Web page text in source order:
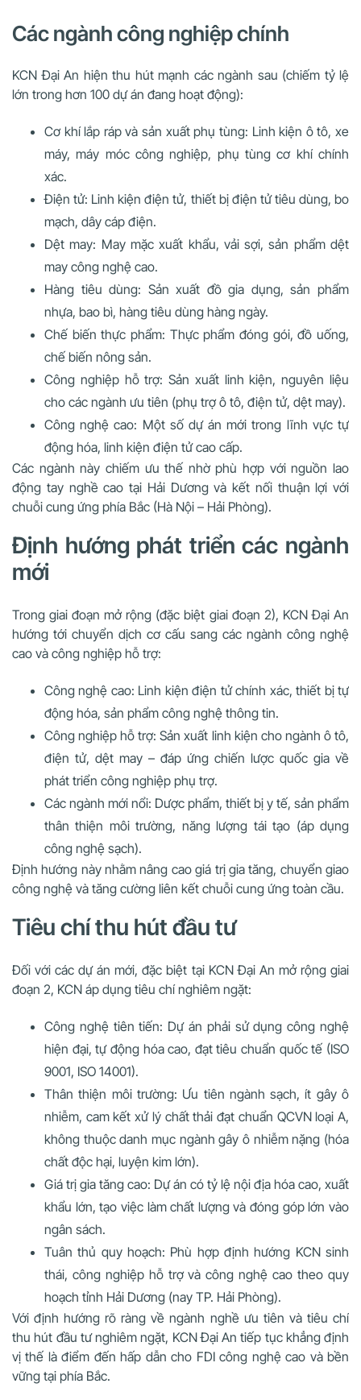
Các ngành công nghiệp chính
KCN Đại An hiện thu hút mạnh các ngành sau (chiếm tỷ lệ
lớn trong hơn 100 dự án đang hoạt động):
Cơ khí lắp ráp và sản xuất phụ tùng: Linh kiện ô tô, xe
máy, máy móc công nghiệp, phụ tùng cơ khí chính
xác.
Điện tử: Linh kiện điện tử, thiết bị điện tử tiêu dùng, bo
mạch, dây cáp điện.
Dệt may: May mặc xuất khẩu, vải sợi, sản phẩm dệt
may công nghệ cao.
Hàng tiêu dùng: Sản xuất đồ gia dụng, sản phẩm
nhựa, bao bì, hàng tiêu dùng hàng ngày.
Chế biến thực phẩm: Thực phẩm đóng gói, đồ uống,
chế biến nông sản.
Công nghiệp hỗ trợ: Sản xuất linh kiện, nguyên liệu
cho các ngành ưu tiên (phụ trợ ô tô, điện tử, dệt may).
Công nghệ cao: Một số dự án mới trong lĩnh vực tự
động hóa, linh kiện điện tử cao cấp.
Các ngành này chiếm ưu thế nhờ phù hợp với nguồn lao
động tay nghề cao tại Hải Dương và kết nối thuận lợi với
chuỗi cung ứng phía Bắc (Hà Nội – Hải Phòng).
Định hướng phát triển các ngành
mới
Trong giai đoạn mở rộng (đặc biệt giai đoạn 2), KCN Đại An
hướng tới chuyển dịch cơ cấu sang các ngành công nghệ
cao và công nghiệp hỗ trợ:
Công nghệ cao: Linh kiện điện tử chính xác, thiết bị tự
động hóa, sản phẩm công nghệ thông tin.
Công nghiệp hỗ trợ: Sản xuất linh kiện cho ngành ô tô,
điện tử, dệt may – đáp ứng chiến lược quốc gia về
phát triển công nghiệp phụ trợ.
Các ngành mới nổi: Dược phẩm, thiết bị y tế, sản phẩm
thân thiện môi trường, năng lượng tái tạo (áp dụng
công nghệ sạch).
Định hướng này nhằm nâng cao giá trị gia tăng, chuyển giao
công nghệ và tăng cường liên kết chuỗi cung ứng toàn cầu.
Tiêu chí thu hút đầu tư
Đối với các dự án mới, đặc biệt tại KCN Đại An mở rộng giai
đoạn 2, KCN áp dụng tiêu chí nghiêm ngặt:
Công nghệ tiên tiến: Dự án phải sử dụng công nghệ
hiện đại, tự động hóa cao, đạt tiêu chuẩn quốc tế (ISO
9001, ISO 14001).
Thân thiện môi trường: Ưu tiên ngành sạch, ít gây ô
nhiễm, cam kết xử lý chất thải đạt chuẩn QCVN loại A,
không thuộc danh mục ngành gây ô nhiễm nặng (hóa
chất độc hại, luyện kim lớn).
Giá trị gia tăng cao: Dự án có tỷ lệ nội địa hóa cao, xuất
khẩu lớn, tạo việc làm chất lượng và đóng góp lớn vào
ngân sách.
Tuân thủ quy hoạch: Phù hợp định hướng KCN sinh
thái, công nghiệp hỗ trợ và công nghệ cao theo quy
hoạch tỉnh Hải Dương (nay TP. Hải Phòng).
Với định hướng rõ ràng về ngành nghề ưu tiên và tiêu chí
thu hút đầu tư nghiêm ngặt, KCN Đại An tiếp tục khẳng định
vị thế là điểm đến hấp dẫn cho FDI công nghệ cao và bền
vững tại phía Bắc.